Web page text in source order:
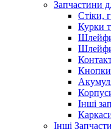
Запчастини
Стіки,
Курки
Кнопки
Інші
Інші